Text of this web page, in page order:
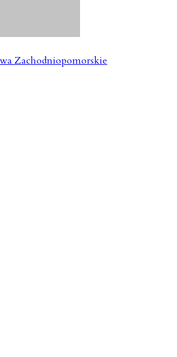
Zachodniopomorskie